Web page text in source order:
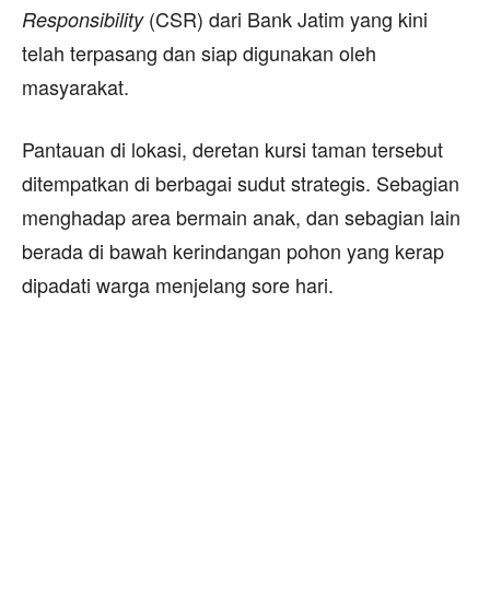
Responsibility(CSR) dari Bank Jatim yang kini
telah terpasang dan siap digunakan oleh
masyarakat.
Pantauan di lokasi, deretan kursi taman tersebut
ditempatkan di berbagai sudut strategis. Sebagian
menghadap area bermain anak, dan sebagian lain
berada di bawah kerindangan pohon yang kerap
dipadati warga menjelang sore hari.